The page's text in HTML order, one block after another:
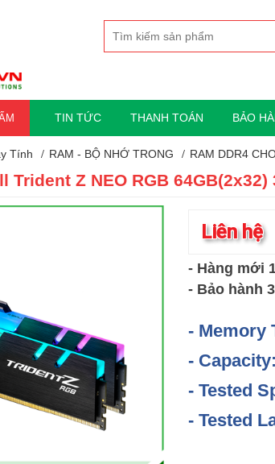
TIN TỨC THANH TOÁN BẢO
Tính RAM - BỘ NHỚ TRONG RAM DDR4
Trident Z NEO RGB 64GB(2x32)
Liên hệ
- Hàng mới
- Bảo hành
- Memory
- Capacity:
- Tested
- Tested